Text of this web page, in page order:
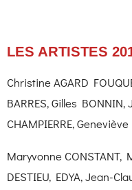
LES ARTISTES
Christine AGARD
BARRES, Gilles
CHAMPIERRE, Geneviève
Maryvonne CONSTANT,
DESTIEU, EDYA, Jean-